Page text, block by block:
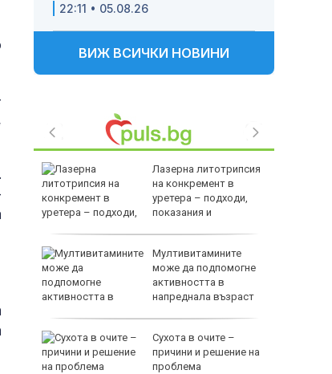
22:11 • 05.08.26
ВИЖ ВСИЧКИ НОВИНИ
Лазерна литотрипсия
на конкремент в
уретера – подходи,
показания и
Мултивитамините
може да подпомогне
активността в
напреднала възраст
Сухота в очите –
причини и решение на
проблема